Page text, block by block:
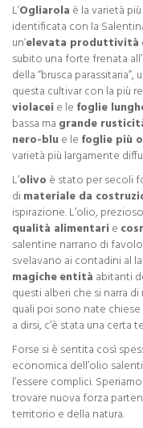
L’Ogliarola è la varietà
identificata con la
un’elevata produttività
subito una forte frenata
della “brusca
questa cultivar con la più
violacei e le foglie
bassa ma grande
nero-blu e le foglie più
varietà più largamente
L’olivo è stato per secoli
di materiale da
ispirazione. L’olio,
qualità alimentari e
salentine narrano di
svelavano ai contadini al
magicheentità abitanti
questi alberi che si narra
quali poi sono nate
a dirsi, c’è stata una certa
Forse si è sentita così
economica dell’olio
l’essere complici.
trovare nuova forza
territorio e della natura.